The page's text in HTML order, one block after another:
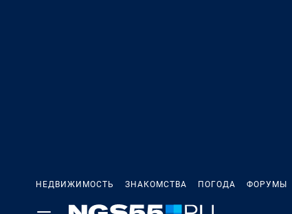
НЕДВИЖИМОСТЬ ЗНАКОМСТВА ПОГОДА ФОРУМЫ